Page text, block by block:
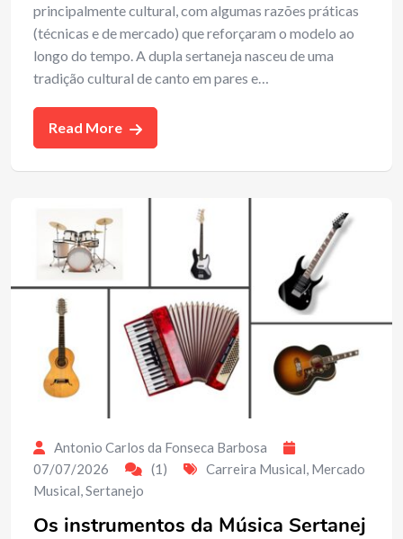
principalmente cultural, com algumas razões práticas
(técnicas e de mercado) que reforçaram o modelo ao
longo do tempo. A dupla sertaneja nasceu de uma
tradição cultural de canto em pares e…
Read More
Antonio Carlos da Fonseca Barbosa
07/07/2026
(1) Carreira Musical, Mercado
Musical,Sertanejo
Os instrumentos da Música Sertanej